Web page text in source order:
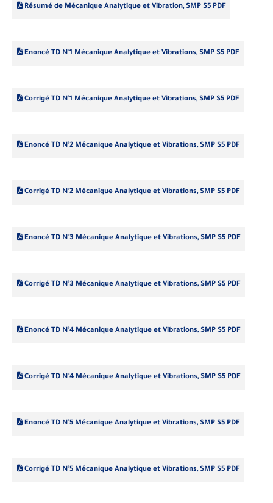
Résumé de Mécanique Analytique et Vibration, SMP S5 PDF
Enoncé TD N°1 Mécanique Analytique et Vibrations, SMP S5 PDF
Corrigé TD N°1 Mécanique Analytique et Vibrations, SMP S5 PDF
Enoncé TD N°2 Mécanique Analytique et Vibrations, SMP S5 PDF
Corrigé TD N°2 Mécanique Analytique et Vibrations, SMP S5 PDF
Enoncé TD N°3 Mécanique Analytique et Vibrations, SMP S5 PDF
Corrigé TD N°3 Mécanique Analytique et Vibrations, SMP S5 PDF
Enoncé TD N°4 Mécanique Analytique et Vibrations, SMP S5 PDF
Corrigé TD N°4 Mécanique Analytique et Vibrations, SMP S5 PDF
Enoncé TD N°5 Mécanique Analytique et Vibrations, SMP S5 PDF
Corrigé TD N°5 Mécanique Analytique et Vibrations, SMP S5 PDF